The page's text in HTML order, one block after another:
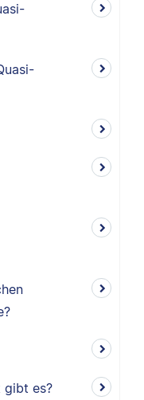
gibt es?